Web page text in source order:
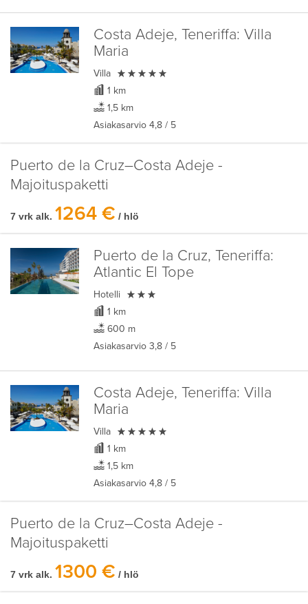
Costa Adeje, Teneriffa: Villa
Maria
Villa 
1 km
1,5 km
Asiakasarvio 4,8 / 5
Puerto de la Cruz–Costa Adeje -
Majoituspaketti
7 vrk alk. 1264 € / hlö
Puerto de la Cruz, Teneriffa:
Atlantic El Tope
Hotelli 
1 km
600 m
Asiakasarvio 3,8 / 5
Costa Adeje, Teneriffa: Villa
Maria
Villa 
1 km
1,5 km
Asiakasarvio 4,8 / 5
Puerto de la Cruz–Costa Adeje -
Majoituspaketti
7 vrk alk. 1300 € / hlö